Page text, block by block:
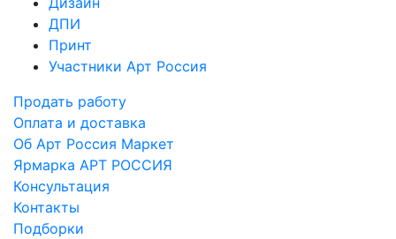
ДПИ
Принт
Участники Арт Россия
Продать работу
Оплата и доставка
Об Арт Россия Маркет
Ярмарка АРТ РОССИЯ
Консультация
Контакты
Подборки